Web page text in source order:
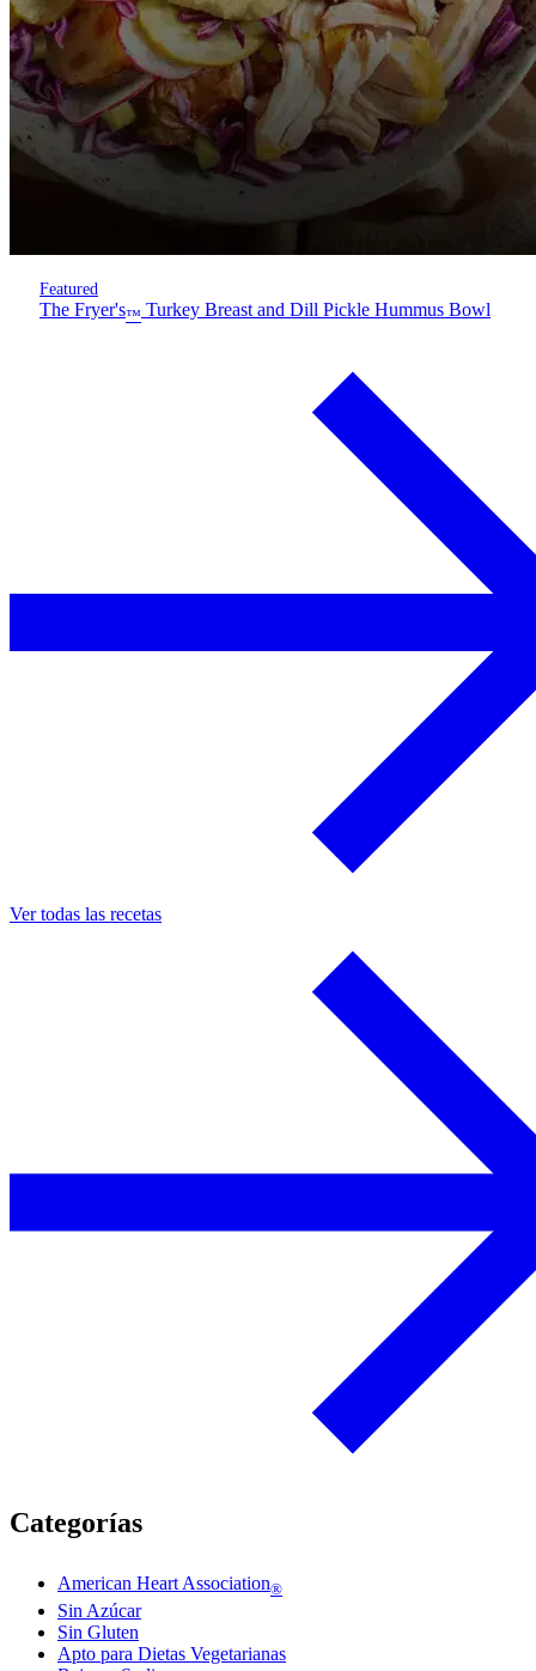
Featured
The Fryer's™ Turkey Breast and Dill Pickle Hummus Bowl
Ver todas las recetas
Categorías
American Heart Association®
Sin Azúcar
Sin Gluten
Apto para Dietas Vegetarianas